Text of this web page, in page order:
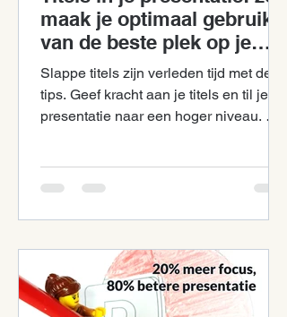
maak je optimaal gebruik
van de beste plek op je
slide!
Slappe titels zijn verleden tijd met deze
tips. Geef kracht aan je titels en til je
presentatie naar een hoger niveau. Met